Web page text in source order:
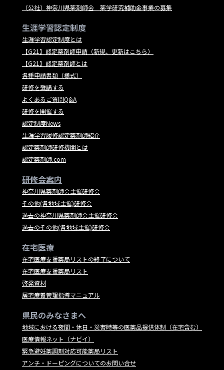
（公社）神奈川県薬剤師会 薬学研究補助金事業の募集
生涯学習認定制度
生涯学習認定制度とは
【G21】認定薬剤師申請（新規、更新はこちら）
【G21】認定薬剤師とは
各種申請書類（様式）
研修を受講する
よくあるご質問Q&A
研修を開催する
認定制度News
生涯学習履修認定薬剤師紹介
認定薬剤師研修機関とは
認定薬剤師.com
研修会案内
神奈川県薬剤師会主催研修会
その他(各地域主催)研修会
過去の神奈川県薬剤師会主催研修会
過去のその他(各地域主催)研修会
在宅医療
在宅医療支援薬局リストの終了について
在宅医療支援薬局リスト
啓発資材
居宅療養管理指導マニュアル
県民のみなさまへ
地域における夜間・休日・災害時等の医薬品提供体制（在宅含む）
医療情報ネット（ナビイ）
緊急避妊薬調剤対応可能薬局リスト
アンチ・ドーピングについてのお問い合せ